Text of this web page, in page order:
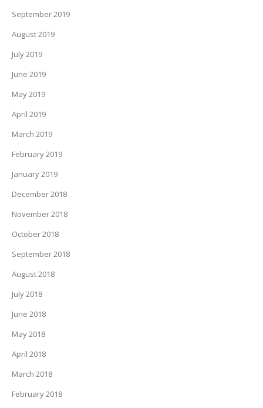
September 2019
August 2019
July 2019
June 2019
May 2019
April 2019
March 2019
February 2019
January 2019
December 2018
November 2018
October 2018
September 2018
August 2018
July 2018
June 2018
May 2018
April 2018
March 2018
February 2018